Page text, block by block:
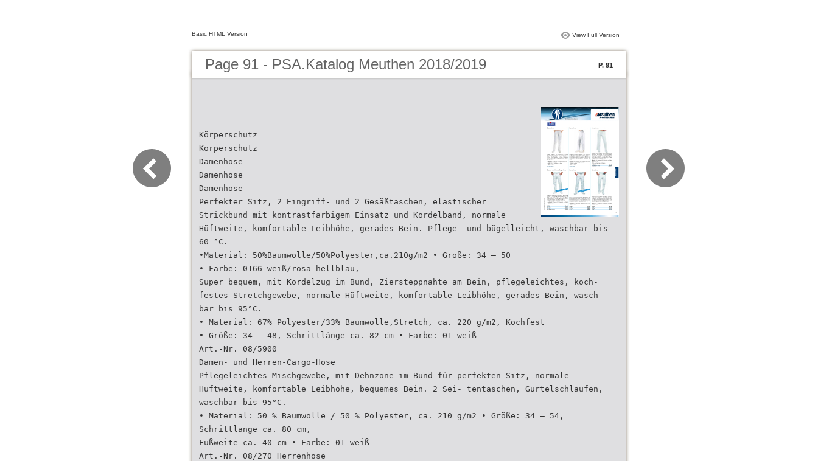
Basic HTML Version View Full Version
Page 91 - PSA.Katalog Meuthen 2018/2019 P. 91
Körperschutz
Körperschutz
Damenhose
Damenhose
Damenhose
Perfekter Sitz, 2 Eingriff- und 2 Gesäßtaschen, elastischer
Strickbund mit kontrastfarbigem Einsatz und Kordelband, normale
Hüftweite, komfortable Leibhöhe, gerades Bein. Pflege- und bügelleicht, waschbar bis
60 °C.
•Material: 50%Baumwolle/50%Polyester,ca.210g/m2 • Größe: 34 – 50
• Farbe: 0166 weiß/rosa-hellblau,
Super bequem, mit Kordelzug im Bund, Ziersteppnähte am Bein, pflegeleichtes, koch-
festes Stretchgewebe, normale Hüftweite, komfortable Leibhöhe, gerades Bein, wasch-
bar bis 95°C.
• Material: 67% Polyester/33% Baumwolle,Stretch, ca. 220 g/m2, Kochfest
• Größe: 34 – 48, Schrittlänge ca. 82 cm • Farbe: 01 weiß
Art.-Nr. 08/5900
Damen- und Herren-Cargo-Hose
Pflegeleichtes Mischgewebe, mit Dehnzone im Bund für perfekten Sitz, normale
Hüftweite, komfortable Leibhöhe, bequemes Bein. 2 Sei- tentaschen, Gürtelschlaufen,
waschbar bis 95°C.
• Material: 50 % Baumwolle / 50 % Polyester, ca. 210 g/m2 • Größe: 34 – 54,
Schrittlänge ca. 80 cm,
Fußweite ca. 40 cm • Farbe: 01 weiß
Art.-Nr. 08/270 Herrenhose